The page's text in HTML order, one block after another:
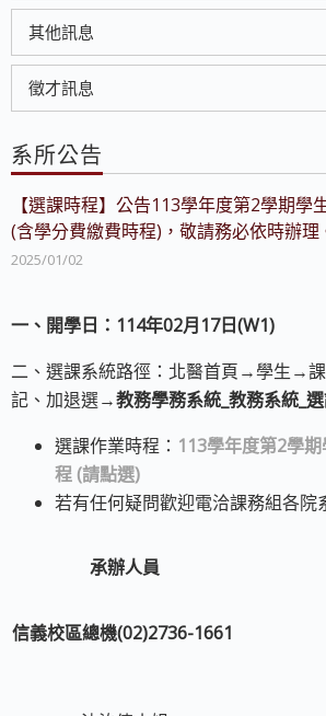
其他訊息
徵才訊息
系所公告
【選課時程】公告113學年度第2學期學
(含學分費繳費時程)，敬請務必依時辦理
2025/01/02
一、開學日：114年02月17日(W1)
二、選課系統路徑：北醫首頁→學生→
記、加退選→教務學務系統_教務系統_
選課作業時程： 113學年度第2學
程 (請點選)
若有任何疑問歡迎電洽課務組各院
承辦人員
信義校區總機(02)2736-1661